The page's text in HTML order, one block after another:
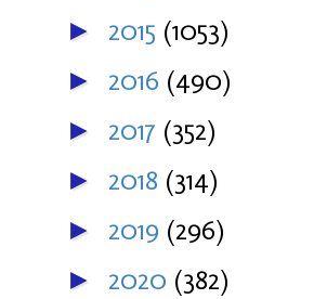
► 2015 (1053)
► 2016 (490)
► 2017 (352)
► 2018 (314)
► 2019 (296)
► 2020 (382)